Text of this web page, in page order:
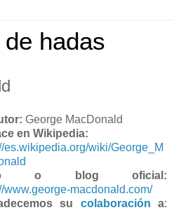
hadas
George MacDonald
en Wikipedia:
es.wikipedia.org/wiki/George_M
o blog oficial:
www.george-macdonald.com/
su colaboración a: